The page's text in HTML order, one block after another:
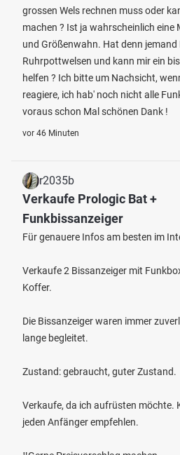
grossen Wels rechnen muss oder
machen ? Ist ja wahrscheinlich eine
und Größenwahn. Hat denn
Ruhrpottwelsen und kann mir ein
helfen ? Ich bitte um Nachsicht,
reagiere, ich hab' noch nicht alle
voraus schon Mal schönen Dank !
vor 46 Minuten
r2035b
Verkaufe Prologic Bat +
Funkbissanzeiger
Für genauere Infos am besten im
Verkaufe 2 Bissanzeiger mit
Koffer.
Die Bissanzeiger waren immer
lange begleitet.
Zustand: gebraucht, guter Zustand.
Verkaufe, da ich aufrüsten möchte.
jeden Anfänger empfehlen.